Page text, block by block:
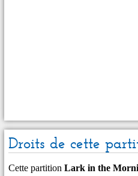
Droits de cette
Cette partitionLark in the